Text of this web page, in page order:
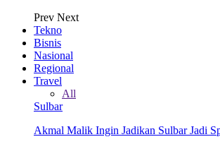
Prev Next
Tekno
Bisnis
Nasional
Regional
Travel
All
Sulbar
Akmal Malik Ingin Jadikan Sulbar Jadi